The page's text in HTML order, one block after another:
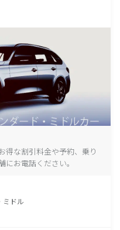
得な割引料金や予約、乗り
お電話ください。
ミドル